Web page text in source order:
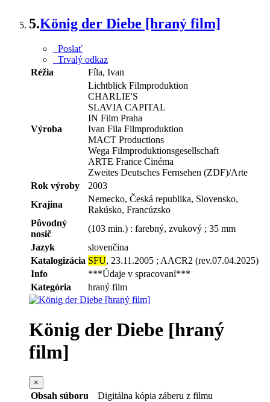
5.König der Diebe [hraný film]
Poslať
Trvalý odkaz
Réžia
Fíla, Ivan
Výroba
Lichtblick Filmproduktion
CHARLIE'S
SLAVIA CAPITAL
IN Film Praha
Ivan Fila Filmproduktion
MACT Productions
Wega Filmproduktionsgesellschaft
ARTE France Cinéma
Zweites Deutsches Fernsehen (ZDF)/Arte
Rok výroby
2003
Krajina
Nemecko, Česká republika, Slovensko,
Rakúsko, Francúzsko
Pôvodný
nosič
(103 min.) : farebný, zvukový ; 35 mm
Jazyk
slovenčina
Katalogizácia SFU, 23.11.2005 ; AACR2 (rev.07.04.2025)
Info
***Údaje v spracovaní***
Kategória
hraný film
König der Diebe [hraný
film]
×
Obsah súboru
Digitálna kópia záberu z filmu